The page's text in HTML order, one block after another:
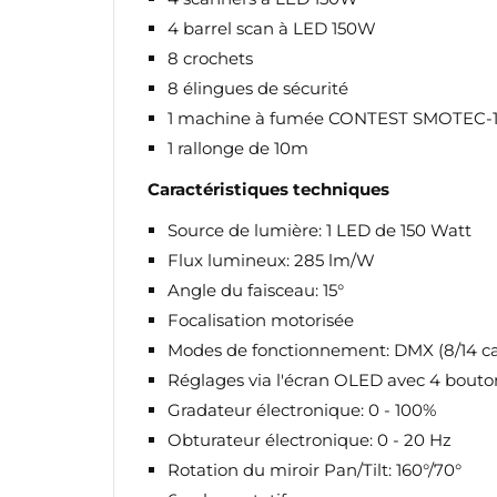
4 barrel scan à LED 150W
8 crochets
8 élingues de sécurité
1 machine à fumée CONTEST SMOTEC-
1 rallonge de 10m
Caractéristiques techniques
Source de lumière: 1 LED de 150 Watt
Flux lumineux: 285 lm/W
Angle du faisceau: 15°
Focalisation motorisée
Modes de fonctionnement: DMX (8/14
Réglages via l'écran OLED avec 4
Gradateur électronique: 0 - 100%
Obturateur électronique: 0 - 20 Hz
Rotation du miroir Pan/Tilt: 160°/70°